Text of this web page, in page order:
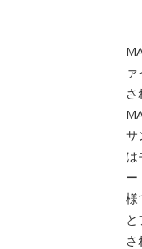
サ
は
ー
様